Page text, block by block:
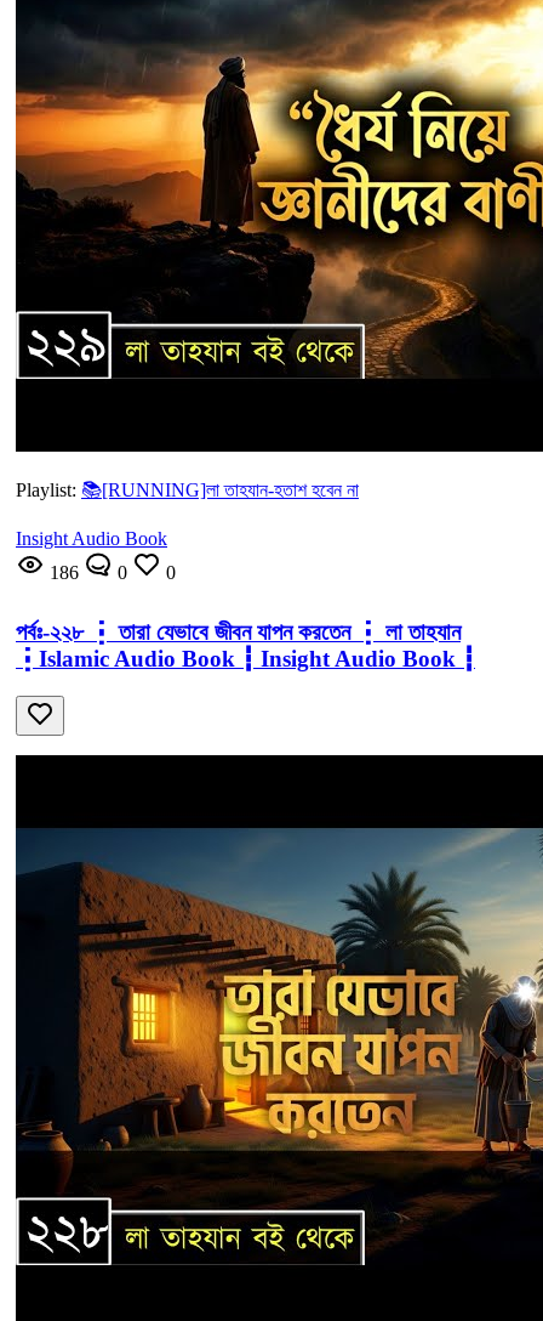
Playlist: 📚[RUNNING]লা তাহযান-হতাশ হবেন না
Insight Audio Book
186
0 0
পর্বঃ-২২৮ ┇ তারা যেভাবে জীবন যাপন করতেন ┇ লা তাহযান
┇Islamic Audio Book ┇ Insight Audio Book ┇